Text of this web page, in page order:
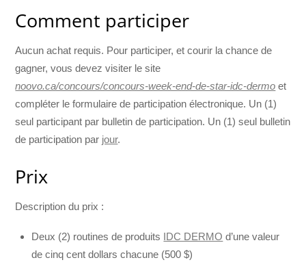
Comment participer
Aucun achat requis. Pour participer, et courir la chance de
gagner, vous devez visiter le site
noovo.ca/concours/concours-week-end-de-star-idc-dermo et
compléter le formulaire de participation électronique. Un (1)
seul participant par bulletin de participation. Un (1) seul bulletin
de participation par jour.
Prix
Description du prix :
Deux (2) routines de produits IDC DERMO d’une valeur
de cinq cent dollars chacune (500 $)